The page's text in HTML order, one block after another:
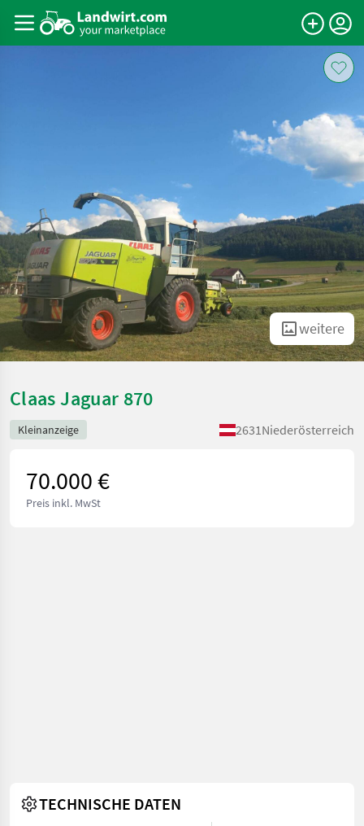
weitere
Claas Jaguar 870
Kleinanzeige 2631Niederösterreich
70.000 €
Preis inkl. MwSt
TECHNISCHE DATEN